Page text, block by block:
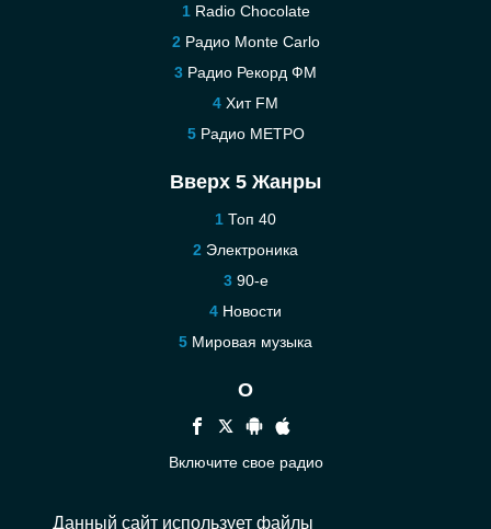
Radio Chocolate
Радио Monte Carlo
Радио Рекорд ФМ
Хит FM
Радио МЕТРО
Вверх 5 Жанры
Топ 40
Электроника
90-е
Новости
Мировая музыка
О
Включите свое радио
Связаться
Данный сайт использует файлы